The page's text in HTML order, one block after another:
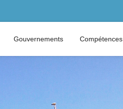
Gouvernements Compétences